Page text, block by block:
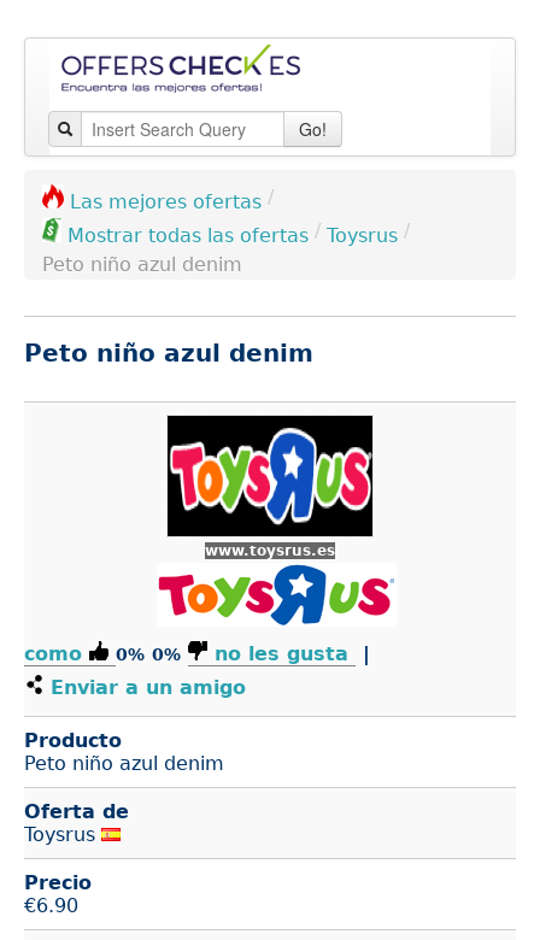
Go!
Las mejores ofertas /
Mostrar todas las ofertas / Toysrus /
Peto niño azul denim
Peto niño azul denim
www.toysrus.es
como 0% 0% no les gusta
|
Enviar a un amigo
Producto
Peto niño azul denim
Oferta de
Toysrus
Precio
€6.90